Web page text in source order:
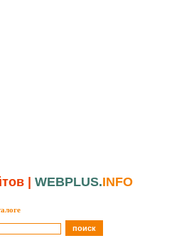
WEBPLUS.INFO